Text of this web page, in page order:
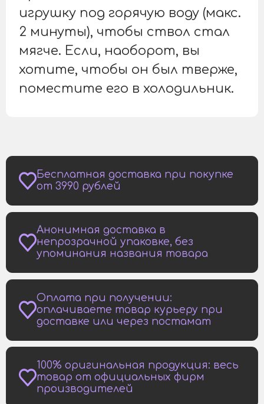
игрушку под горячую воду (макс.
2 минуты), чтобы ствол стал
мягче. Если, наоборот, вы
хотите, чтобы он был тверже,
поместите его в холодильник.
Бесплатная доставка при покупке
от 3990 рублей
Анонимная доставка в
непрозрачной упаковке, без
упоминания названия товара
Оплата при получении:
оплачиваете товар курьеру при
доставке или через постамат
100% оригинальная продукция: весь
товар от официальных фирм
производителей